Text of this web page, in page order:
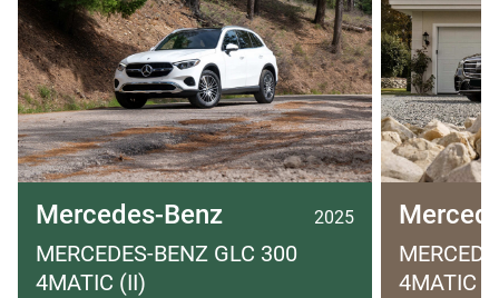
Mercedes-Benz 2025
MERCEDES-BENZ GLC 300
4MATIC (II)
4MATIC